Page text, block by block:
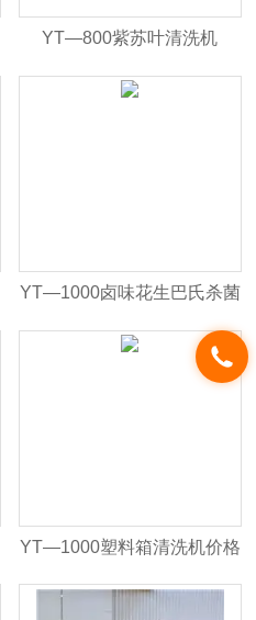
YT—800紫苏叶清洗机
YT—1000卤味花生巴氏杀菌
机
YT—1000塑料箱清洗机价格